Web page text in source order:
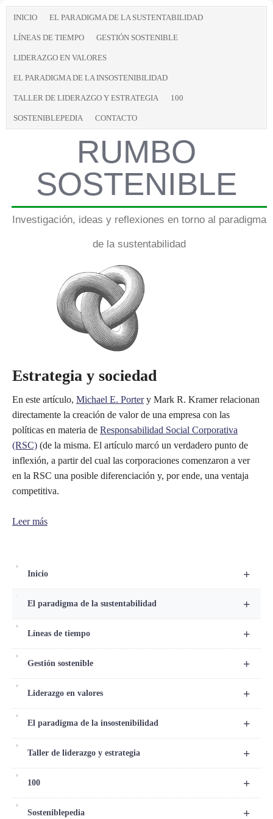
INICIO EL PARADIGMA DE LA SUSTENTABILIDAD
LÍNEAS DE TIEMPO GESTIÓN SOSTENIBLE
LIDERAZGO EN VALORES
EL PARADIGMA DE LA INSOSTENIBILIDAD
TALLER DE LIDERAZGO Y ESTRATEGIA 100
SOSTENIBLEPEDIA CONTACTO
RUMBO
SOSTENIBLE
Investigación, ideas y reflexiones en torno al paradigma
de la sustentabilidad
Estrategia y sociedad
En este artículo, Michael E. Portery Mark R. Kramer relacionan
directamente la creación de valor de una empresa con las
políticas en materia de Responsabilidad Social Corporativa
(RSC) (de la misma. El artículo marcó un verdadero punto de
inflexión, a partir del cual las corporaciones comenzaron a ver
en la RSC una posible diferenciación y, por ende, una ventaja
competitiva.
Leer más
+
Inicio
+
El paradigma de la sustentabilidad
+
Líneas de tiempo
+
Gestión sostenible
+
Liderazgo en valores
+
El paradigma de la insostenibilidad
+
Taller de liderazgo y estrategia
+
100
+
Sosteniblepedia